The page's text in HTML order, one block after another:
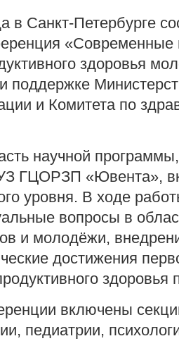
в Санкт-Петербурге
здоровья
поддержке
и Комитета по
научной
ГЦОРЗП «Ювента»,
уровня. В ходе
вопросы в
и молодёжи,
достижения
здоровья
включены
педиатрии,